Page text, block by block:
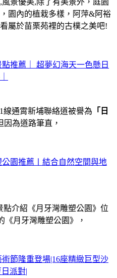
園內的植栽多樣，阿萍&阿裕
屬於苗栗苑裡的古樸之美吧!
推薦｜ 超夢幻海天一色懸日
通霄新埔聯絡道被譽為 「日
因為道路筆直，
公園推薦〡結合自然空間與地
介紹《月牙灣雕塑公園》位
《月牙灣雕塑公園》，
術節隆重登場|16座精緻巨型沙
派對|